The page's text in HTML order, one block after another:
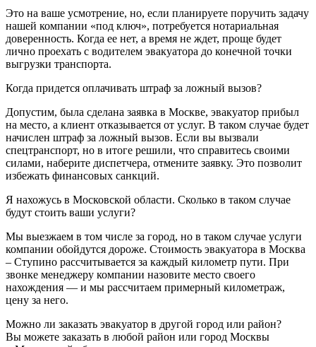
Это на ваше усмотрение, но, если планируете поручить задачу
нашей компании «под ключ», потребуется нотариальная
доверенность. Когда ее нет, а время не ждет, проще будет
лично проехать с водителем эвакуатора до конечной точки
выгрузки транспорта.
Когда придется оплачивать штраф за ложный вызов?
Допустим, была сделана заявка в Москве, эвакуатор прибыл
на место, а клиент отказывается от услуг. В таком случае будет
начислен штраф за ложный вызов. Если вы вызвали
спецтранспорт, но в итоге решили, что справитесь своими
силами, наберите диспетчера, отмените заявку. Это позволит
избежать финансовых санкций.
Я нахожусь в Московской области. Сколько в таком случае
будут стоить ваши услуги?
Мы выезжаем в том числе за город, но в таком случае услуги
компании обойдутся дороже. Стоимость эвакуатора в Москва
– Ступино рассчитывается за каждый километр пути. При
звонке менеджеру компании назовите место своего
нахождения — и мы рассчитаем примерный километраж,
цену за него.
Можно ли заказать эвакуатор в другой город или район?
Вы можете заказать в любой район или город Москвы